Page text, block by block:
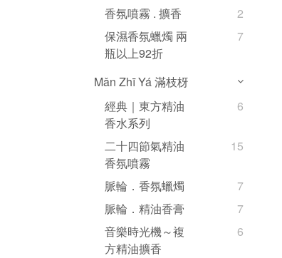
香氛噴霧 . 擴香
2
保濕香氛蠟燭 兩
瓶以上92折
7
Mǎn Zhī Yá 滿枝枒
經典｜東方精油
香水系列
6
二十四節氣精油
香氛噴霧
15
脈輪．香氛蠟燭
7
脈輪．精油香膏
7
音樂時光機～複
方精油擴香
6